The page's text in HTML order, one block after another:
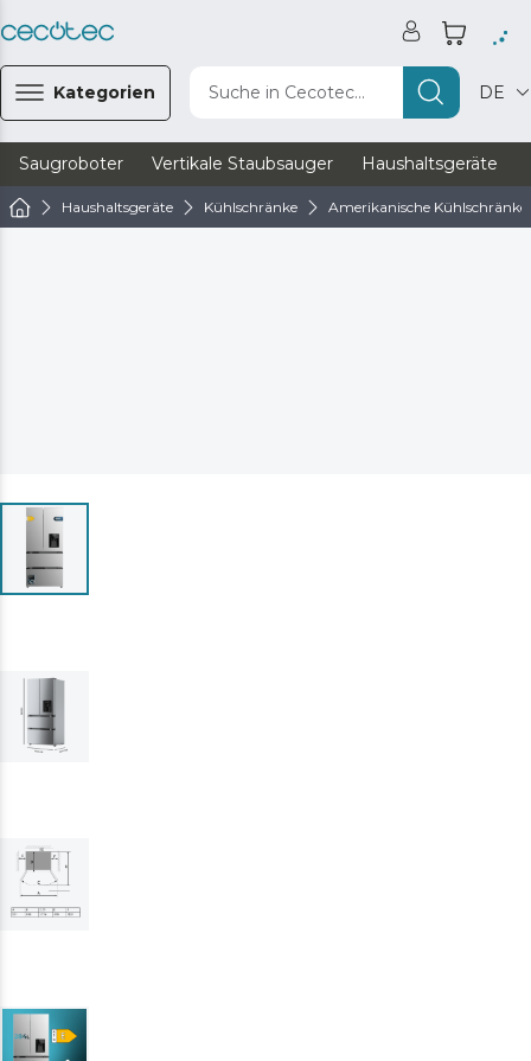
Kategorien Suche in Cecotec... DE
Saugroboter Vertikale Staubsauger Haushaltsgeräte
Haushaltsgeräte Kühlschränke Amerikanische Kühlschränke